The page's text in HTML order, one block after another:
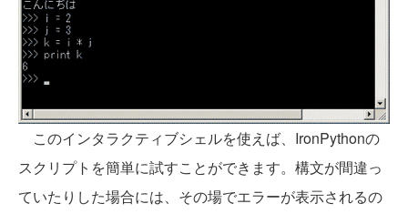
このインタラクティブシェルを使えば、IronPythonの
スクリプトを簡単に試すことができます。構文が間違っ
ていたりした場合には、その場でエラーが表示されるの